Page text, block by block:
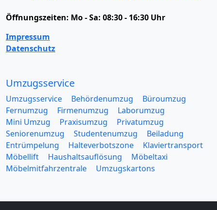
Öffnungszeiten: Mo - Sa: 08:30 - 16:30 Uhr
Impressum
Datenschutz
Umzugsservice
Umzugsservice Behördenumzug
Büroumzug
Fernumzug
Firmenumzug
Laborumzug
Mini Umzug
Praxisumzug
Privatumzug
Seniorenumzug
Studentenumzug
Beiladung
Entrümpelung
Halteverbotszone
Klaviertransport
Möbellift
Haushaltsauflösung
Möbeltaxi
Möbelmitfahrzentrale
Umzugskartons